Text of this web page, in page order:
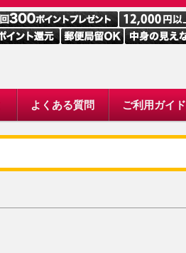
よくある質問 ご利用ガイド